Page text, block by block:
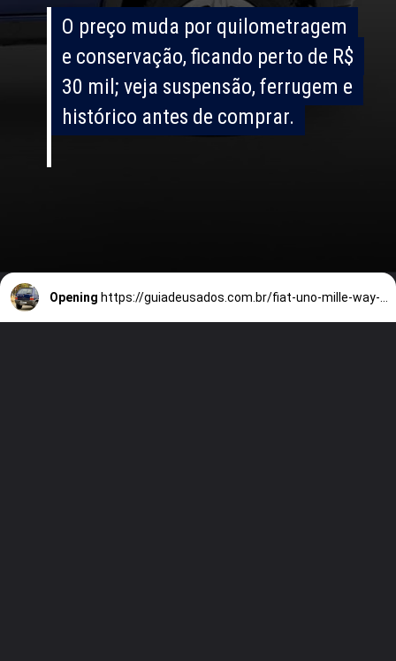
O preço muda por quilometragem
e conservação, ficando perto de R$
30 mil; veja suspensão, ferrugem e
histórico antes de comprar.
O preço muda por quilometragem
e conservação, ficando perto de R$
30 mil; veja suspensão, ferrugem e
histórico antes de comprar.
Opening